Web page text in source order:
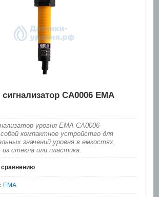
CA0006 EMA
уровня EMA CA0006
компактное устройство для
значений уровня в емкостях,
стекла или пластика.
сравнению
EMA